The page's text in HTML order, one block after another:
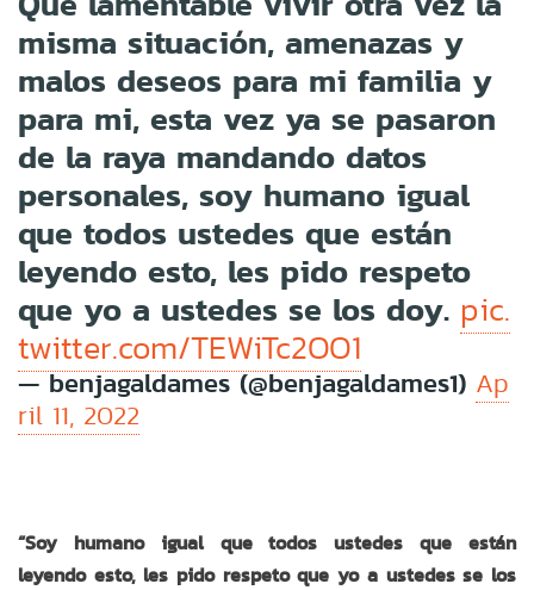
misma situación, amenazas y
malos deseos para mi familia y
para mi, esta vez ya se pasaron
de la raya mandando datos
personales, soy humano igual
que todos ustedes que están
leyendo esto, les pido respeto
que yo a ustedes se los doy. pic.
twitter.com/TEWiTc2OO1
— benjagaldames (@benjagaldames1) Ap
ril 11, 2022
“Soy humano igual que todos ustedes que están
leyendo esto, les pido respeto que yo a ustedes se los